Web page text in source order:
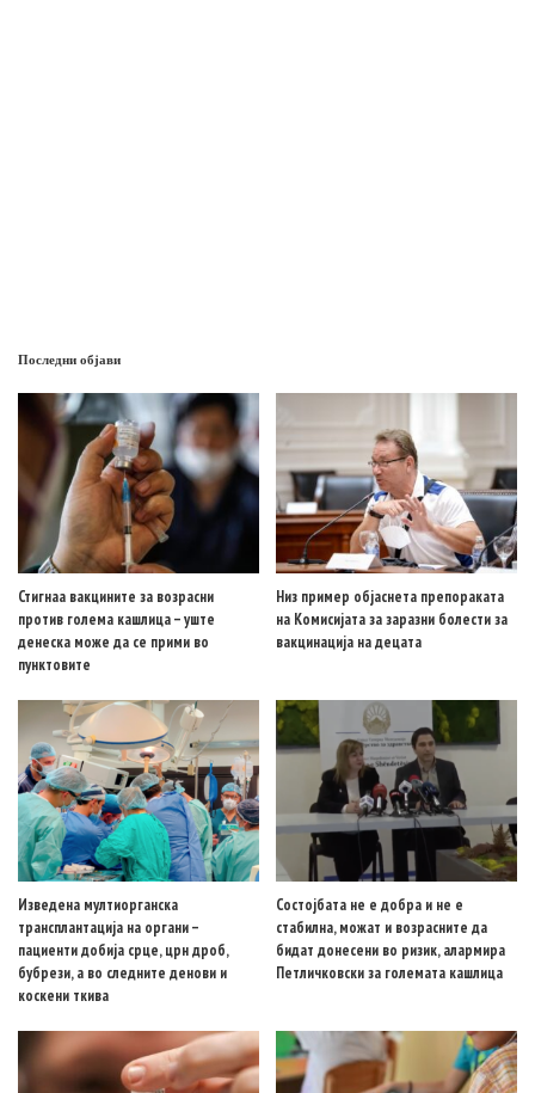
Последни објави
Стигнаа вакцините за возрасни
против голема кашлица – уште
денеска може да се прими во
пунктовите
Низ пример објаснета препораката
на Комисијата за заразни болести за
вакцинација на децата
Изведена мултиорганска
трансплантација на органи –
пациенти добија срце, црн дроб,
бубрези, а во следните денови и
коскени ткива
Состојбата не е добра и не е
стабилна, можат и возрасните да
бидат донесени во ризик, алармира
Петличковски за големата кашлица